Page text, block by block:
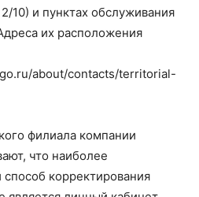
10) и пунктах обслуживания
их расположения
about/contacts/territorial-
филиала компании
что наиболее
корректирования